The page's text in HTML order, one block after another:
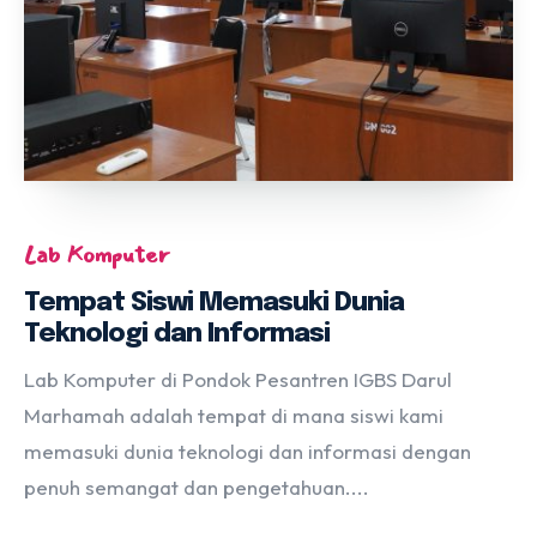
Lab Komputer
Tempat Siswi Memasuki Dunia
Teknologi dan Informasi
Lab Komputer di Pondok Pesantren IGBS Darul
Marhamah adalah tempat di mana siswi kami
memasuki dunia teknologi dan informasi dengan
penuh semangat dan pengetahuan....